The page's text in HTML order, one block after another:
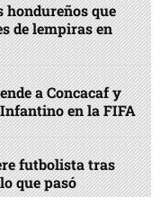
hondureños que
de lempiras en
a Concacaf y
en la FIFA
futbolista tras
que pasó